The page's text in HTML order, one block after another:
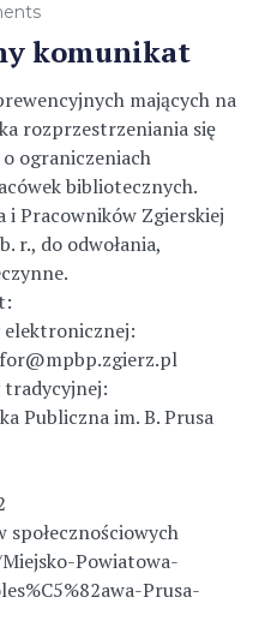
komunikat
mających na
rozprzestrzeniania się
ograniczeniach
bibliotecznych.
i Pracowników Zgierskiej
r., do odwołania,
Publiczna im. B. Prusa
społecznościowych
Powiatowa-
Prusa-